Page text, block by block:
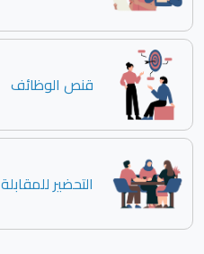
قنص الوظائف
التحضير للمقابلة